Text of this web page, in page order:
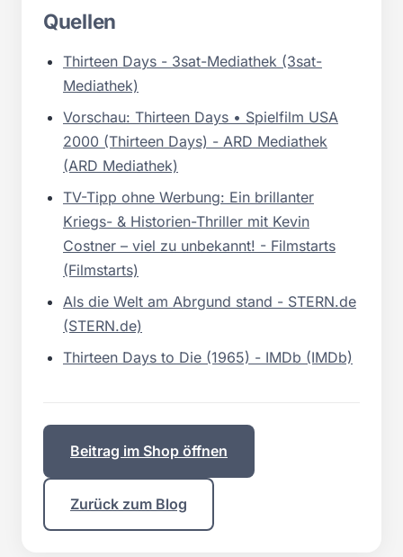
Quellen
Thirteen Days - 3sat-Mediathek (3sat-
Mediathek)
Vorschau: Thirteen Days • Spielfilm USA
2000 (Thirteen Days) - ARD Mediathek
(ARD Mediathek)
TV-Tipp ohne Werbung: Ein brillanter
Kriegs- & Historien-Thriller mit Kevin
Costner – viel zu unbekannt! - Filmstarts
(Filmstarts)
Als die Welt am Abrgund stand - STERN.de
(STERN.de)
Thirteen Days to Die (1965) - IMDb (IMDb)
Beitrag im Shop öffnen
Zurück zum Blog